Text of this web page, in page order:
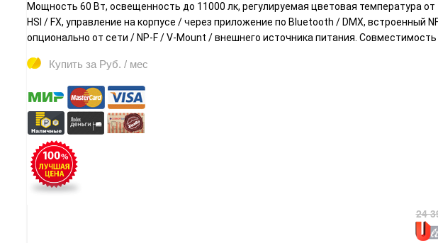
Мощность 60 Вт, освещенность до 11000 лк, регулируемая цветовая температура
HSI / FX, управление на корпусе / через приложение по Bluetooth / DMX, встроенный
опционально от сети / NP-F / V-Mount / внешнего источника питания.
Купить за Руб. / мес
24